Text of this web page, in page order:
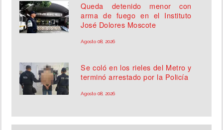
Queda detenido menor con
arma de fuego en el Instituto
José Dolores Moscote
Agosto 08, 2026
Se coló en los rieles del Metro y
terminó arrestado por la Policía
Agosto 08, 2026